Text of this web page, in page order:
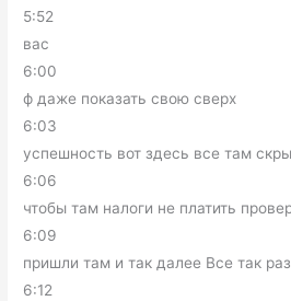
5:52
вас
6:00
ф даже показать свою сверх
6:03
успешность вот здесь все там
6:06
чтобы там налоги не платить
6:09
пришли там и так далее Все так
6:12